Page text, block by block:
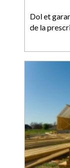
Dol et
de la